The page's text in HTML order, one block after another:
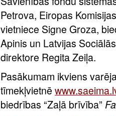
Petrova, Eiropas
vietniece Signe Groza,
Apinis un Latvijas
direktore Regita Zeiļa.
Pasākumam ikviens
tīmekļvietnē
biedrības “Zaļā brīvība”